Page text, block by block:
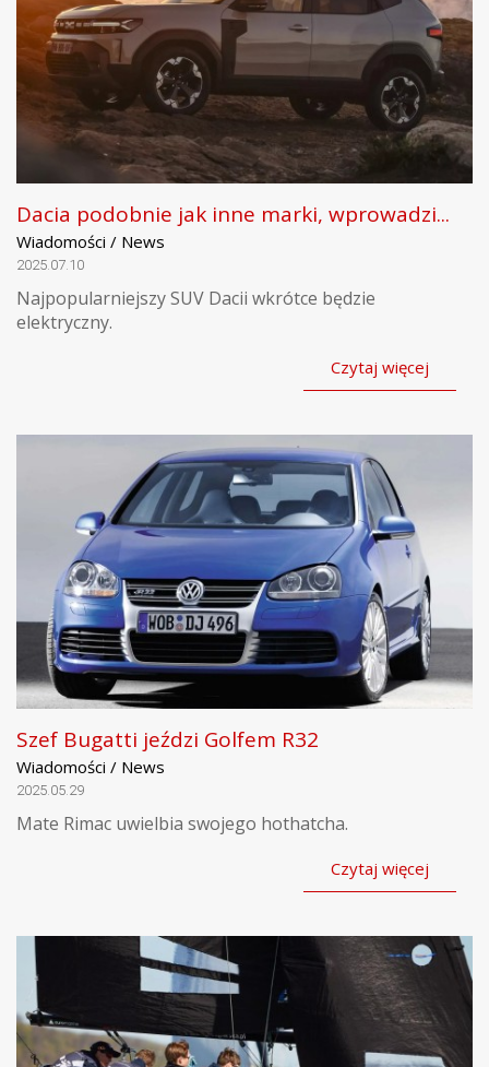
Dacia podobnie jak inne marki, wprowadzi...
Wiadomości / News
2025.07.10
Najpopularniejszy SUV Dacii wkrótce będzie
elektryczny.
Czytaj więcej
Szef Bugatti jeździ Golfem R32
Wiadomości / News
2025.05.29
Mate Rimac uwielbia swojego hothatcha.
Czytaj więcej